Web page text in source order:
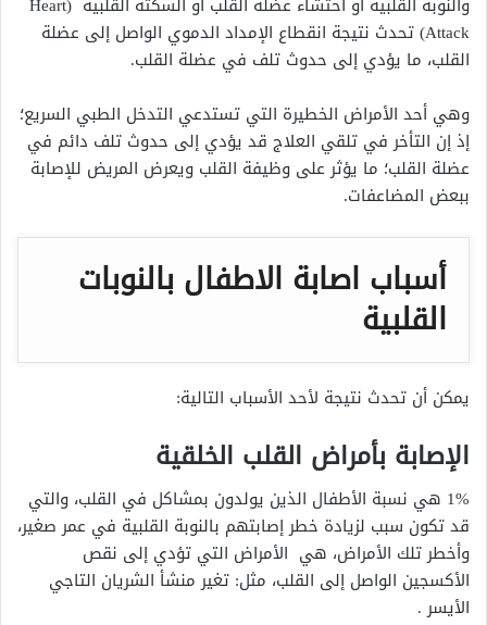
Attack) تحدث نتيجة انقطاع الإمداد الدموي الواصل إلى عضلة
القلب، ما يؤدي إلى حدوث تلف في عضلة القلب.
وهي أحد الأمراض الخطيرة التي تستدعي التدخل الطبي السريع؛
إذ إن التأخر في تلقي العلاج قد يؤدي إلى حدوث تلف دائم في
عضلة القلب؛ ما يؤثر على وظيفة القلب ويعرض المريض للإصابة
ببعض المضاعفات.
أسباب اصابة الاطفال بالنوبات
القلبية
يمكن أن تحدث نتيجة لأحد الأسباب التالية:
الإصابة بأمراض القلب الخلقية
1% هي نسبة الأطفال الذين يولدون بمشاكل في القلب، والتي
قد تكون سبب لزيادة خطر إصابتهم بالنوبة القلبية في عمر صغير،
وأخطر تلك الأمراض، هي الأمراض التي تؤدي إلى نقص
الأكسجين الواصل إلى القلب، مثل: تغير منشأ الشريان التاجي
الأيسر .